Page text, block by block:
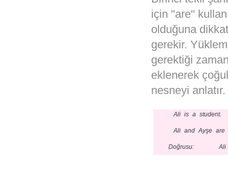
için "are"
olduğuna
gerekir.
gerektiği
eklenerek
nesneyi anlatır.
Ali is a student.
Ali and Ayşe are
Doğrusu: Ali